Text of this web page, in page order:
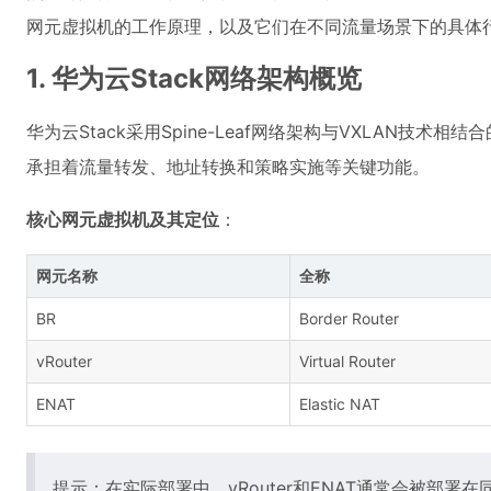
网元虚拟机的工作原理，以及它们在不同流量场景下的具体
1. 华为云Stack网络架构概览
华为云Stack采用Spine-Leaf网络架构与VXLAN技术相结
承担着流量转发、地址转换和策略实施等关键功能。
核心网元虚拟机及其定位 ：
网元名称 全称
BR Border Router
vRouter Virtual Router
ENAT Elastic NAT